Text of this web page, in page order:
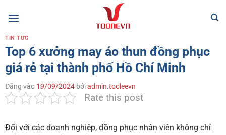
qua
TIN TỨC
Top 6 xưởng may áo thun đồng phục
giá rẻ tại thành phố Hồ Chí Minh
Đăng vào 19/09/2024 bởiadmin.tooleevn
Rate this post
Đối với các doanh nghiệp, đồng phục nhân viên không chỉ